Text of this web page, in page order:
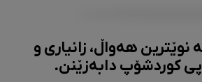
نوێترین هەواڵ، زانیاری و
کوردشۆپ دابەزێنن.